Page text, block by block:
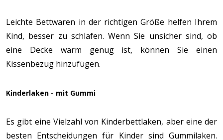
Leichte Bettwaren in der richtigen Größe helfen Ihrem
Kind, besser zu schlafen. Wenn Sie unsicher sind, ob
eine Decke warm genug ist, können Sie einen
Kissenbezug hinzufügen.
Kinderlaken - mit Gummi
Es gibt eine Vielzahl von Kinderbettlaken, aber eine der
besten Entscheidungen für Kinder sind Gummilaken.